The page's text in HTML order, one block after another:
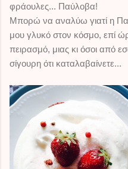
φράουλες... Παύλοβα!
Μπορώ να αναλύω γιατί η
μου γλυκό στον κόσμο, επί
πειρασμό, μιας κι όσοι από
σίγουρη ότι καταλαβαίνετε...